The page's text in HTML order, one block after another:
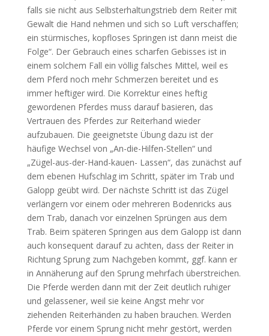
falls sie nicht aus Selbsterhaltungstrieb dem Reiter mit
Gewalt die Hand nehmen und sich so Luft verschaffen;
ein stürmisches, kopfloses Springen ist dann meist die
Folge“. Der Gebrauch eines scharfen Gebisses ist in
einem solchem Fall ein völlig falsches Mittel, weil es
dem Pferd noch mehr Schmerzen bereitet und es
immer heftiger wird. Die Korrektur eines heftig
gewordenen Pferdes muss darauf basieren, das
Vertrauen des Pferdes zur Reiterhand wieder
aufzubauen. Die geeignetste Übung dazu ist der
häufige Wechsel von „An-die-Hilfen-Stellen“ und
„Zügel-aus-der-Hand-kauen- Lassen“, das zunächst auf
dem ebenen Hufschlag im Schritt, später im Trab und
Galopp geübt wird. Der nächste Schritt ist das Zügel
verlängern vor einem oder mehreren Bodenricks aus
dem Trab, danach vor einzelnen Sprüngen aus dem
Trab. Beim späteren Springen aus dem Galopp ist dann
auch konsequent darauf zu achten, dass der Reiter in
Richtung Sprung zum Nachgeben kommt, ggf. kann er
in Annäherung auf den Sprung mehrfach überstreichen.
Die Pferde werden dann mit der Zeit deutlich ruhiger
und gelassener, weil sie keine Angst mehr vor
ziehenden Reiterhänden zu haben brauchen. Werden
Pferde vor einem Sprung nicht mehr gestört, werden